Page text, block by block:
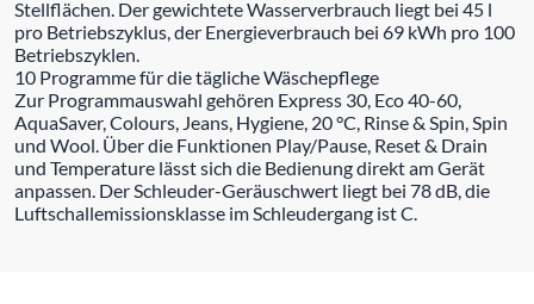
Stellflächen. Der gewichtete Wasserverbrauch liegt bei 45 l
pro Betriebszyklus, der Energieverbrauch bei 69 kWh pro 100
Betriebszyklen.
10 Programme für die tägliche Wäschepflege
Zur Programmauswahl gehören Express 30, Eco 40-60,
AquaSaver, Colours, Jeans, Hygiene, 20 °C, Rinse & Spin, Spin
und Wool. Über die Funktionen Play/Pause, Reset & Drain
und Temperature lässt sich die Bedienung direkt am Gerät
anpassen. Der Schleuder-Geräuschwert liegt bei 78 dB, die
Luftschallemissionsklasse im Schleudergang ist C.